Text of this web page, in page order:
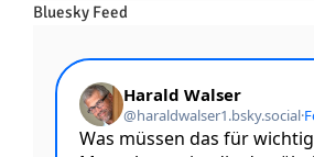
Bluesky Feed